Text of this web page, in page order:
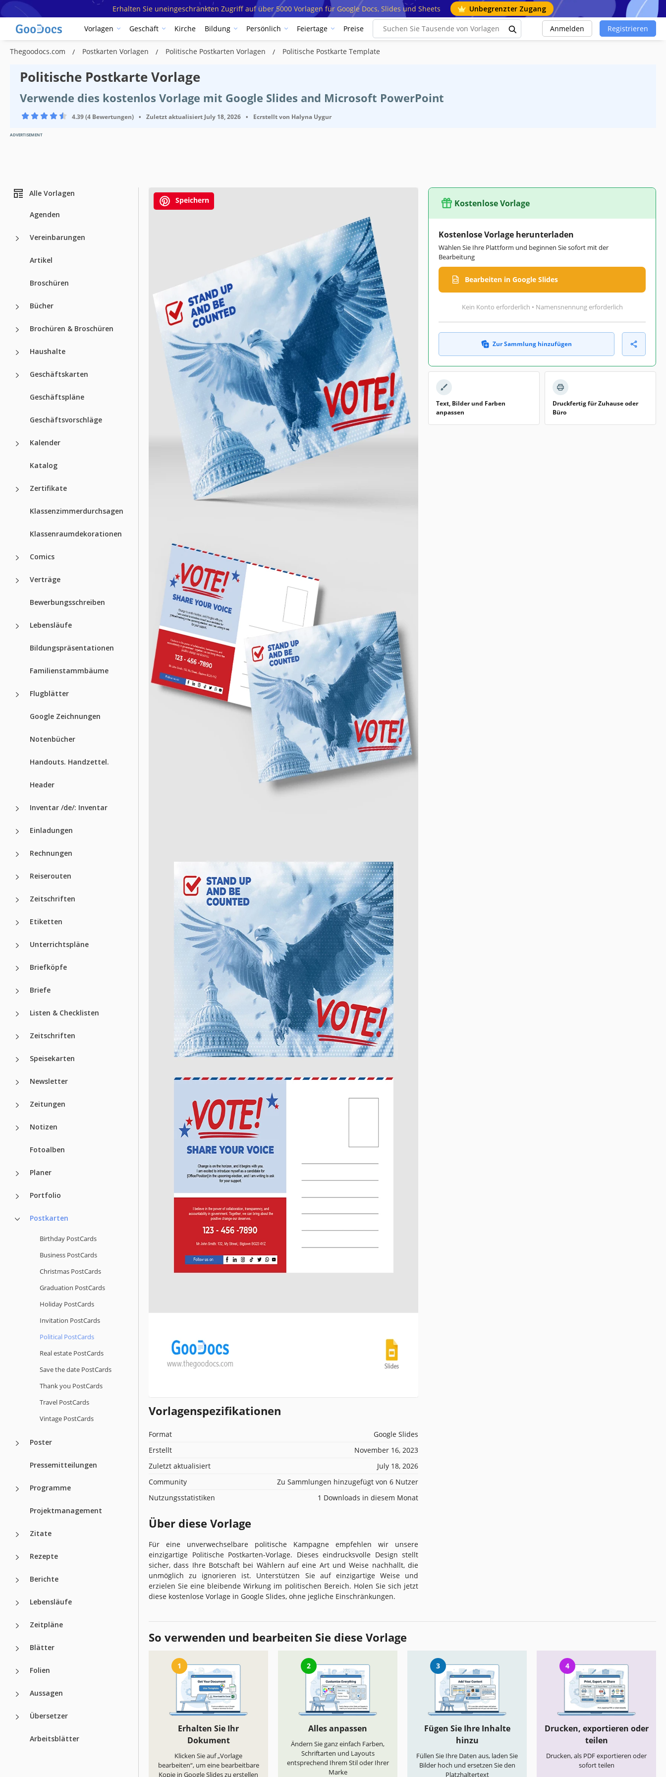
Erhalten Sie uneingeschränkten Zugriff auf über 5000 Vorlagen für Google Docs, Slides und Sheets Unbegrenzter Zugang
Vorlagen Geschäft Kirche Bildung Persönlich Feiertage Preise Anmelden Registrieren
Thegoodocs.com Postkarten Vorlagen Politische Postkarten Vorlagen Politische Postkarte Template
Politische Postkarte Vorlage
Verwende dies kostenlos Vorlage mit Google Slides and Microsoft PowerPoint
4.39 (4 Bewertungen) • Zuletzt aktualisiert July 18, 2026 • Ecrstellt von Halyna Uygur
ADVERTISEMENT
Alle Vorlagen
Agenden
Vereinbarungen
Artikel
Broschüren
Bücher
Brochüren & Broschüren
Haushalte
Geschäftskarten
Geschäftspläne
Geschäftsvorschläge
Kalender
Katalog
Zertifikate
Klassenzimmerdurchsagen
Klassenraumdekorationen
Comics
Verträge
Bewerbungsschreiben
Lebensläufe
Bildungspräsentationen
Familienstammbäume
Flugblätter
Google Zeichnungen
Notenbücher
Handouts. Handzettel.
Header
Inventar /de/: Inventar
Einladungen
Rechnungen
Reiserouten
Zeitschriften
Etiketten
Unterrichtspläne
Briefköpfe
Briefe
Listen & Checklisten
Zeitschriften
Speisekarten
Newsletter
Zeitungen
Notizen
Fotoalben
Planer
Portfolio
Postkarten
Birthday PostCards
Business PostCards
Christmas PostCards
Graduation PostCards
Holiday PostCards
Invitation PostCards
Political PostCards
Real estate PostCards
Save the date PostCards
Thank you PostCards
Travel PostCards
Vintage PostCards
Poster
Pressemitteilungen
Programme
Projektmanagement
Zitate
Rezepte
Berichte
Lebensläufe
Zeitpläne
Blätter
Folien
Aussagen
Übersetzer
Arbeitsblätter
Speichern
Vorlagenspezifikationen
Format
Google Slides
Erstellt
November 16, 2023
Zuletzt aktualisiert
July 18, 2026
Community
Zu Sammlungen hinzugefügt von 6 Nutzer
Nutzungsstatistiken
1 Downloads in diesem Monat
Über diese Vorlage
Für eine unverwechselbare politische Kampagne empfehlen wir unsere
einzigartige Politische Postkarten-Vorlage. Dieses eindrucksvolle Design stellt
sicher, dass Ihre Botschaft bei Wählern auf eine Art und Weise nachhallt, die
unmöglich zu ignorieren ist. Unterstützen Sie auf einzigartige Weise und
erzielen Sie eine bleibende Wirkung im politischen Bereich. Holen Sie sich jetzt
diese kostenlose Vorlage in Google Slides, ohne jegliche Einschränkungen.
Kostenlose Vorlage
Kostenlose Vorlage herunterladen
Wählen Sie Ihre Plattform und beginnen Sie sofort mit der
Bearbeitung
Bearbeiten in Google Slides
Kein Konto erforderlich • Namensnennung erforderlich
Zur Sammlung hinzufügen
Text, Bilder und Farben
anpassen
Druckfertig für Zuhause oder
Büro
So verwenden und bearbeiten Sie diese Vorlage
1
Erhalten Sie Ihr
Dokument
Klicken Sie auf „Vorlage
bearbeiten“, um eine bearbeitbare
Kopie in Google Slides zu erstellen
2
Alles anpassen
Ändern Sie ganz einfach Farben,
Schriftarten und Layouts
entsprechend Ihrem Stil oder Ihrer
Marke
3
Fügen Sie Ihre Inhalte
hinzu
Füllen Sie Ihre Daten aus, laden Sie
Bilder hoch und ersetzen Sie den
Platzhaltertext
4
Drucken, exportieren oder
teilen
Drucken, als PDF exportieren oder
sofort teilen